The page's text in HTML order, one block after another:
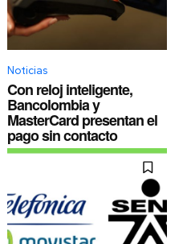
Noticias
Con reloj inteligente,
Bancolombia y
MasterCard presentan el
pago sin contacto